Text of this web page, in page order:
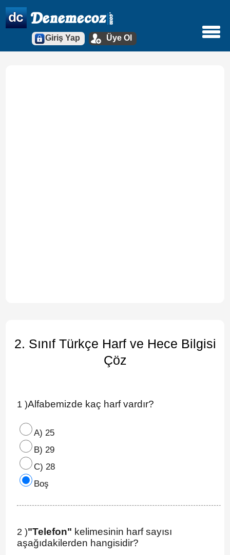
Giriş Yap Üye Ol
2. Sınıf Türkçe Harf ve Hece Bilgisi
Çöz
1 )Alfabemizde kaç harf vardır?
A) 25
B) 29
C) 28
Boş
2 )"Telefon" kelimesinin harf sayısı
aşağıdakilerden hangisidir?